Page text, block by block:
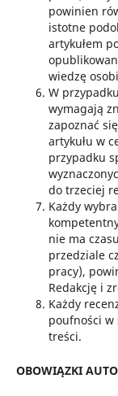
powinien
istotne
artykułem
wiedzę
W
wymagają
zapoznać
artykułu w
przypadku
do trzeciej
Każdy
nie ma
przedziale
pracy),
Redakcję i
Każdy
poufności w
treści.
OBOWIĄZKI